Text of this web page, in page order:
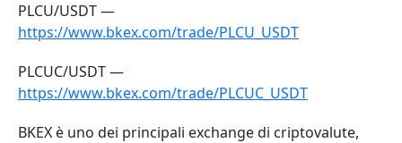
PLCU/USDT —
https://www.bkex.com/trade/PLCU_USDT
PLCUC/USDT —
https://www.bkex.com/trade/PLCUC_USDT
BKEX è uno dei principali exchange di criptovalute,